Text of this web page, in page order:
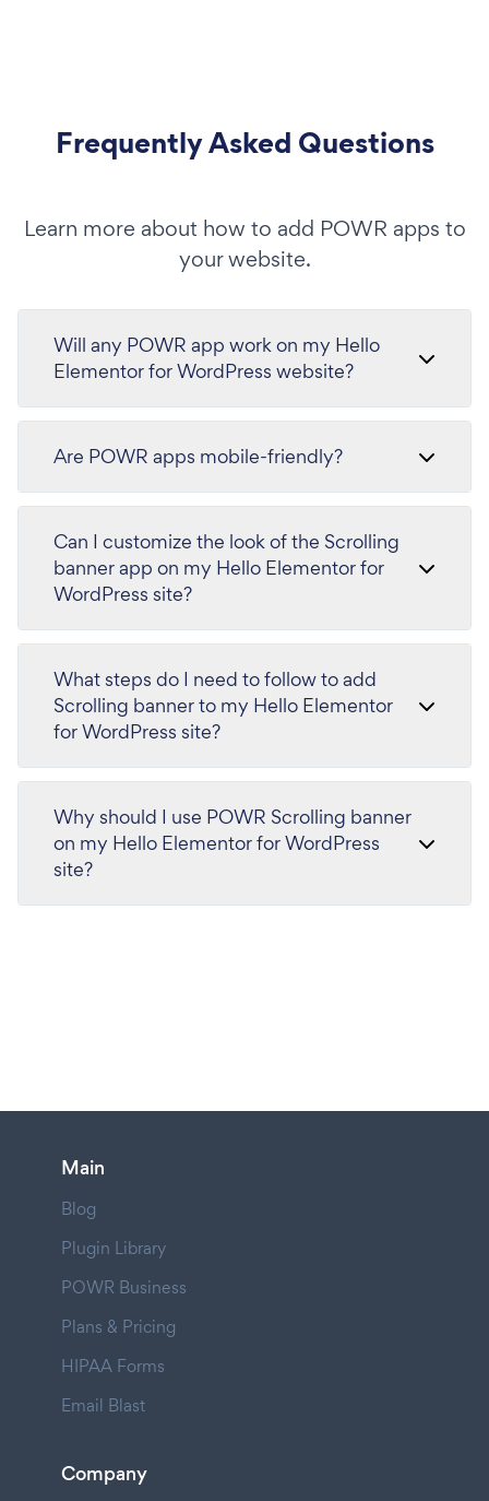
Frequently Asked Questions
Learn more about how to add POWR apps to
your website.
Will any POWR app work on my Hello
Elementor for WordPress website?
Are POWR apps mobile-friendly?
Can I customize the look of the Scrolling
banner app on my Hello Elementor for
WordPress site?
What steps do I need to follow to add
Scrolling banner to my Hello Elementor
for WordPress site?
Why should I use POWR Scrolling banner
on my Hello Elementor for WordPress
site?
Main
Blog
Plugin Library
POWR Business
Plans & Pricing
HIPAA Forms
Email Blast
Company